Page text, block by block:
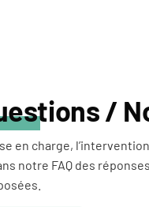
/
en charge,
notre FAQ des